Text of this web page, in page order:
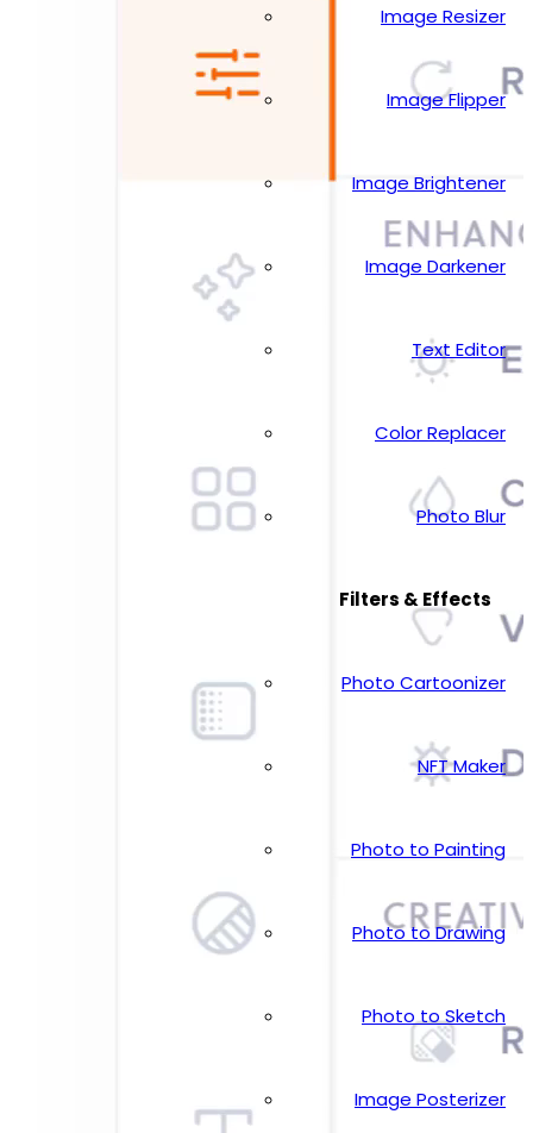
Image Resizer
Image Flipper
Image Brightener
Image Darkener
Text Editor
Color Replacer
Photo Blur
Filters & Effects
Photo Cartoonizer
NFT Maker
Photo to Painting
Photo to Drawing
Photo to Sketch
Image Posterizer